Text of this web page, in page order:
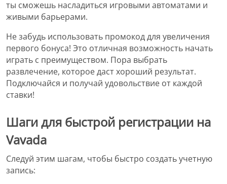
ты сможешь насладиться игровыми автоматами и
живыми барьерами.
Не забудь использовать промокод для увеличения
первого бонуса! Это отличная возможность начать
играть с преимуществом. Пора выбрать
развлечение, которое даст хороший результат.
Подключайся и получай удовольствие от каждой
ставки!
Шаги для быстрой регистрации на
Vavada
Следуй этим шагам, чтобы быстро создать учетную
запись: